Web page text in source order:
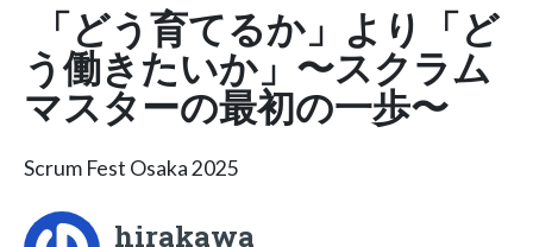
「どう育てるか」より「ど
う働きたいか」〜スクラム
マスターの最初の一歩〜
Scrum Fest Osaka 2025
hirakawa